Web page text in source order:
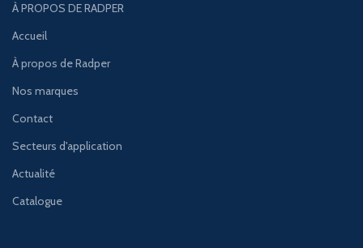
À PROPOS DE RADPER
Accueil
À propos de Radper
Nos marques
Contact
Secteurs d'application
Actualité
Catalogue